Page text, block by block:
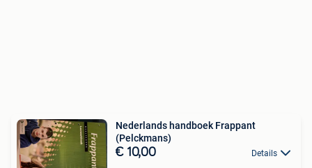
Nederlands handboek Frappant
(Pelckmans)
€ 10,00 Details